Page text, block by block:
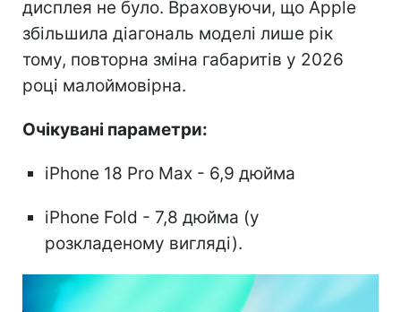
дисплея не було. Враховуючи, що Apple
збільшила діагональ моделі лише рік
тому, повторна зміна габаритів у 2026
році малоймовірна.
Очікувані параметри:
iPhone 18 Pro Max - 6,9 дюйма
iPhone Fold - 7,8 дюйма (у
розкладеному вигляді).